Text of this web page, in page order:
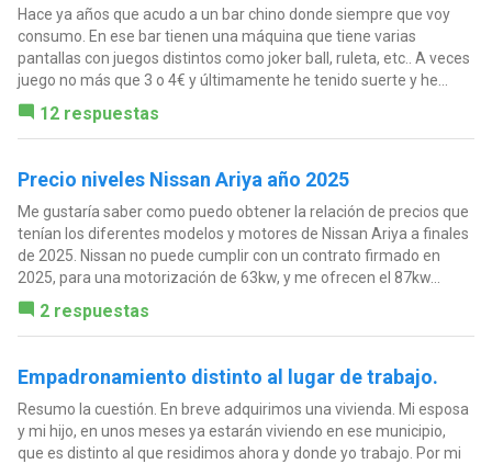
Hace ya años que acudo a un bar chino donde siempre que voy
consumo. En ese bar tienen una máquina que tiene varias
pantallas con juegos distintos como joker ball, ruleta, etc.. A veces
juego no más que 3 o 4€ y últimamente he tenido suerte y he...
12 respuestas
Precio niveles Nissan Ariya año 2025
Me gustaría saber como puedo obtener la relación de precios que
tenían los diferentes modelos y motores de Nissan Ariya a finales
de 2025. Nissan no puede cumplir con un contrato firmado en
2025, para una motorización de 63kw, y me ofrecen el 87kw...
2 respuestas
Empadronamiento distinto al lugar de trabajo.
Resumo la cuestión. En breve adquirimos una vivienda. Mi esposa
y mi hijo, en unos meses ya estarán viviendo en ese municipio,
que es distinto al que residimos ahora y donde yo trabajo. Por mi